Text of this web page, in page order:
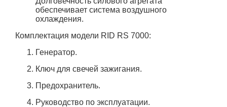
обеспечивает система воздушного
охлаждения.
Комплектация модели RID RS 7000:
Генератор.
Ключ для свечей зажигания.
Предохранитель.
Руководство по эксплуатации.